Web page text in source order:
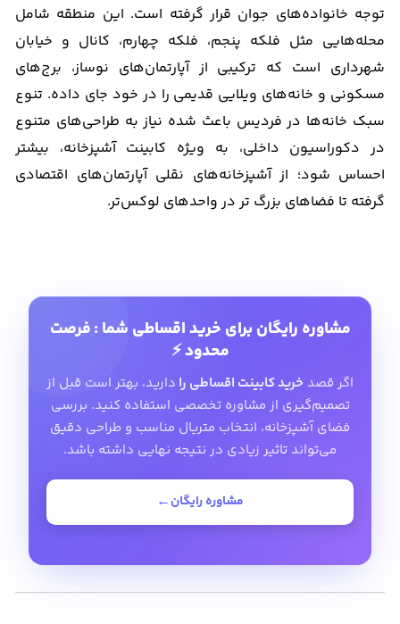
توجه خانواده‌های جوان قرار گرفته است. این منطقه شامل
محله‌هایی مثل فلکه پنجم، فلکه چهارم، کانال و خیابان
شهرداری است که ترکیبی از آپارتمان‌های نوساز، برج‌های
مسکونی و خانه‌های ویلایی قدیمی را در خود جای داده. تنوع
سبک خانه‌ها در فردیس باعث شده نیاز به طراحی‌های متنوع
در دکوراسیون داخلی، به‌ ویژه کابینت آشپزخانه، بیشتر
احساس شود؛ از آشپزخانه‌های نقلی آپارتمان‌های اقتصادی
گرفته تا فضاهای بزرگ‌ تر در واحدهای لوکس‌تر.
مشاوره رایگان برای خرید اقساطی شما : فرصت
محدود ⚡
اگر قصد خرید کابینت اقساطی را دارید، بهتر است قبل از
تصمیم‌گیری از مشاوره تخصصی استفاده کنید. بررسی
فضای آشپزخانه، انتخاب متریال مناسب و طراحی دقیق
می‌تواند تاثیر زیادی در نتیجه نهایی داشته باشد.
مشاوره رایگان